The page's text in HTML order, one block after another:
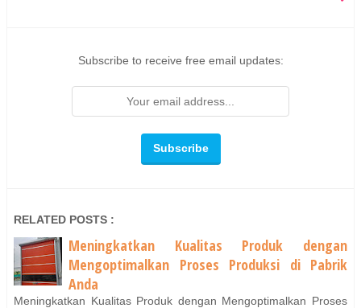
Subscribe to receive free email updates:
RELATED POSTS :
Meningkatkan Kualitas Produk dengan
Mengoptimalkan Proses Produksi di Pabrik
Anda
Meningkatkan Kualitas Produk dengan Mengoptimalkan Proses